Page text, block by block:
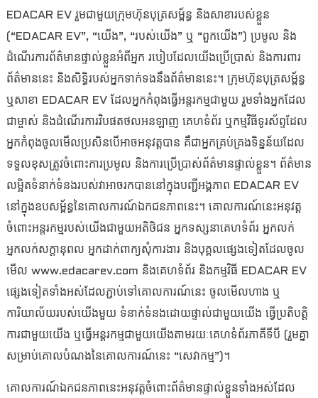
EDACAR EV រួមជាមួយក្រុមហ៊ុនបុត្រសម្ព័ន្ធ និងសាខារបស់ខ្លួន
(“EDACAR EV”, “យើង”, “របស់យើង” ឬ “ពួកយើង”) ប្រមូល និង
ដំណើរការព័ត៌មានផ្ទាល់ខ្លួនអំពីអ្នក របៀបដែលយើងប្រើប្រាស់ និងការពារ
ព័ត៌មាននេះ និងសិទ្ធិរបស់អ្នកទាក់ទងនឹងព័ត៌មាននេះ។ ក្រុមហ៊ុនបុត្រសម្ព័ន្ធ
ឬសាខា EDACAR EV ដែលអ្នកកំពុងធ្វើអន្តរកម្មជាមួយ រួមទាំងអ្នកដែល
ជាម្ចាស់ និងដំណើរការវិបផតថលអនឡាញ គេហទំព័រ ឬកម្មវិធីទូរស័ព្ទដែល
អ្នកកំពុងចូលមើលប្រសិនបើអាចអនុវត្តបាន គឺជាអ្នកគ្រប់គ្រងទិន្នន័យដែល
ទទួលខុសត្រូវចំពោះការប្រមូល និងការប្រើប្រាស់ព័ត៌មានផ្ទាល់ខ្លួន។ ព័ត៌មាន
លម្អិតទំនាក់ទំនងរបស់វាអាចរកបាននៅក្នុងបញ្ជីអង្គភាព EDACAR EV
នៅក្នុងឧបសម្ព័ន្ធនៃគោលការណ៍ឯកជនភាពនេះ។ គោលការណ៍នេះអនុវត្ត
ចំពោះអន្តរកម្មរបស់យើងជាមួយអតិថិជន អ្នកទស្សនាគេហទំព័រ អ្នកលក់
អ្នកលក់សក្តានុពល អ្នកដាក់ពាក្យសុំការងារ និងបុគ្គលផ្សេងទៀតដែលចូល
មើល www.edacarev.com និងគេហទំព័រ និងកម្មវិធី EDACAR EV
ផ្សេងទៀតទាំងអស់ដែលភ្ជាប់ទៅគោលការណ៍នេះ ចូលមើលហាង ឬ
ការិយាល័យរបស់យើងមួយ ទំនាក់ទំនងដោយផ្ទាល់ជាមួយយើង ធ្វើប្រតិបត្តិ
ការជាមួយយើង ឬធ្វើអន្តរកម្មជាមួយយើងតាមរយៈគេហទំព័រភាគីទីបី (រួមគ្នា
សម្រាប់គោលបំណងនៃគោលការណ៍នេះ “សេវាកម្ម”)។
គោលការណ៍ឯកជនភាពនេះអនុវត្តចំពោះព័ត៌មានផ្ទាល់ខ្លួនទាំងអស់ដែល